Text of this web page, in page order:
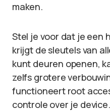
maken.
Stel je voor dat je een
krijgt de sleutels van
kunt deuren openen,
zelfs grotere
functioneert root
controle over je device.